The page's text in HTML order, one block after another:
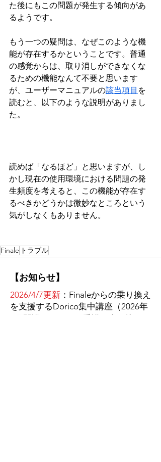
た後にもこの問題が発生する傾向があ
るようです。
もう一つの疑問は、なぜこのような機
能が存在するかということです。普通
の感覚からは、取り消しができなくな
るための機能なんて不要と思います
が、ユーザーマニュアルの該当項目 を
読むと、以下のような説明がありまし
た。
読めば「なるほど」と思いますが、し
かし現在の使用環境における問題の発
生頻度を考えると、この機能が存在す
るべきかどうかは微妙なところという
気がしなくもありません。
Finale トラブル
【お知らせ】
2026/4/7更新 ：Finaleからの乗り換え
を支援するDorico集中講座（2026年